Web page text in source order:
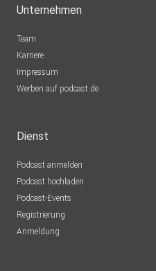
Unternehmen
Team
Karriere
Impressum
Werben auf podcast.de
Dienst
Podcast anmelden
Podcast hochladen
Podcast-Events
Registrierung
Anmeldung